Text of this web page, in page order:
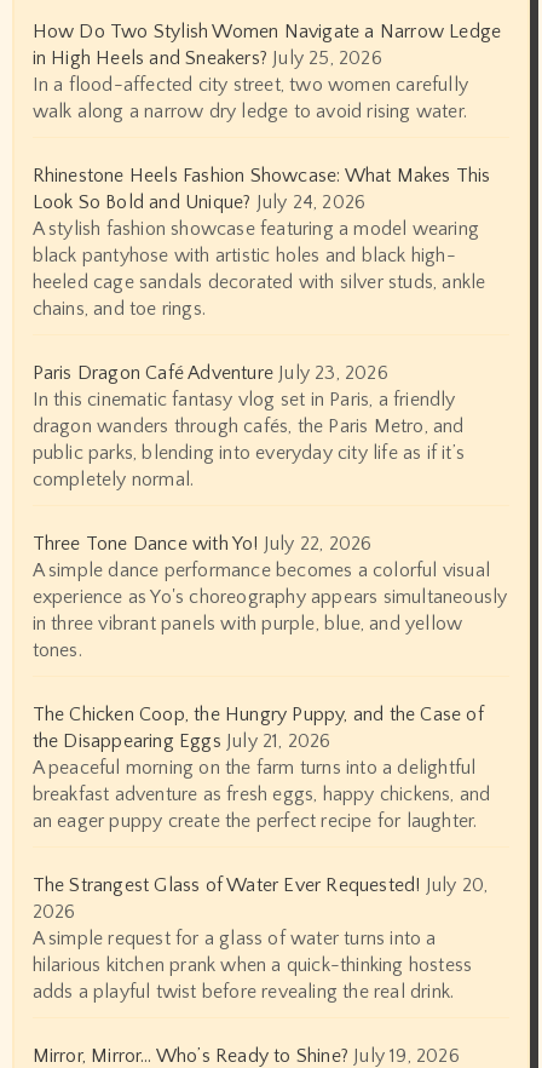
How Do Two Stylish Women Navigate a Narrow Ledge
in High Heels and Sneakers? July 25, 2026
In a flood-affected city street, two women carefully
walk along a narrow dry ledge to avoid rising water.
Rhinestone Heels Fashion Showcase: What Makes This
Look So Bold and Unique? July 24, 2026
A stylish fashion showcase featuring a model wearing
black pantyhose with artistic holes and black high-
heeled cage sandals decorated with silver studs, ankle
chains, and toe rings.
Paris Dragon Café Adventure July 23, 2026
In this cinematic fantasy vlog set in Paris, a friendly
dragon wanders through cafés, the Paris Metro, and
public parks, blending into everyday city life as if it’s
completely normal.
Three Tone Dance with Yo! July 22, 2026
A simple dance performance becomes a colorful visual
experience as Yo's choreography appears simultaneously
in three vibrant panels with purple, blue, and yellow
tones.
The Chicken Coop, the Hungry Puppy, and the Case of
the Disappearing Eggs July 21, 2026
A peaceful morning on the farm turns into a delightful
breakfast adventure as fresh eggs, happy chickens, and
an eager puppy create the perfect recipe for laughter.
The Strangest Glass of Water Ever Requested! July 20,
2026
A simple request for a glass of water turns into a
hilarious kitchen prank when a quick-thinking hostess
adds a playful twist before revealing the real drink.
Mirror, Mirror… Who’s Ready to Shine? July 19, 2026